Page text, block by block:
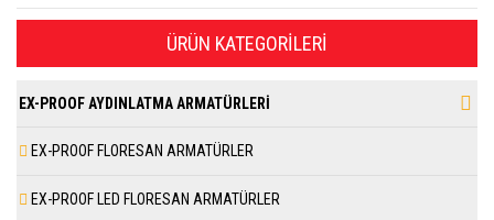
ÜRÜN KATEGORILERI
EX-PROOF AYDINLATMA ARMATÜRLERİ
EX-PROOF FLORESAN ARMATÜRLER
EX-PROOF LED FLORESAN ARMATÜRLER